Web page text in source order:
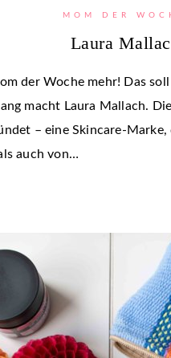
MOM DER
Laura
der Woche mehr! Das
macht Laura Mallach.
– eine Skincare-
auch von…